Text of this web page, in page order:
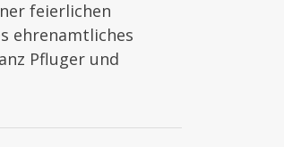
feierlichen
ehrenamtliches
Pfluger und